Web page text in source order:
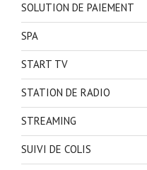
SOLUTION DE PAIEMENT
SPA
START TV
STATION DE RADIO
STREAMING
SUIVI DE COLIS